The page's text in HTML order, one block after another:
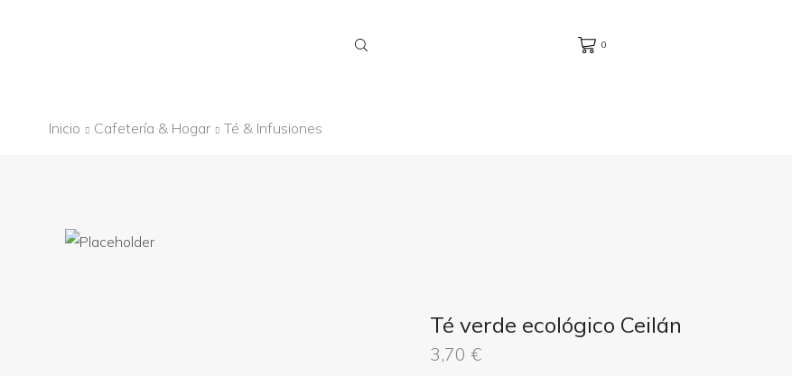
0
Inicio Cafetería & Hogar Té & Infusiones
Té verde ecológico Ceilán
3,70 €